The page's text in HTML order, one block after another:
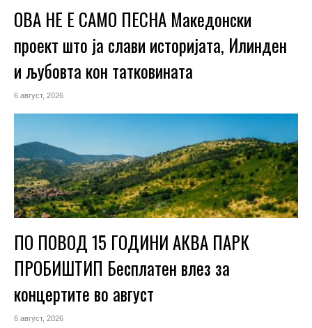
ОВА НЕ Е САМО ПЕСНА Македонски
проект што ја слави историјата, Илинден
и љубовта кон татковината
6 август, 2026
ПО ПОВОД 15 ГОДИНИ АКВА ПАРК
ПРОБИШТИП Бесплатен влез за
концертите во август
6 август, 2026